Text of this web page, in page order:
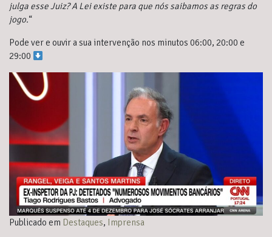
julga esse Juiz? A Lei existe para que nós saibamos as regras do
jogo.“
Pode ver e ouvir a sua intervenção nos minutos 06:00, 20:00 e
29:00
Publicado em Destaques, Imprensa